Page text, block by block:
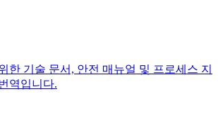
한 기술 문서, 안전 매뉴얼 및 프로세스 지
역입니다.